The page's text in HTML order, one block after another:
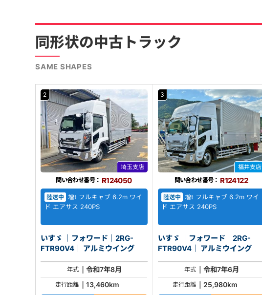
同形状の中古トラック
SAME SHAPES
2
埼玉支店
問い合わせ番号： R124050
陸送中 増t フルキャブ 6.2m ワイ
ド エアサス 240PS
いすゞ ｜フォワード｜2RG-
FTR90V4｜ アルミウイング
年式 令和7年8月
走行距離 13,460km
3
福井支店
問い合わせ番号： R124122
陸送中 増t フルキャブ 6.2m ワイ
ド エアサス 240PS
いすゞ ｜フォワード｜2RG-
FTR90V4｜ アルミウイング
年式 令和7年6月
走行距離 25,980km